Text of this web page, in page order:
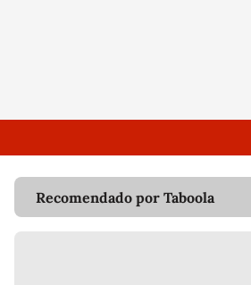
Recomendado por Taboola